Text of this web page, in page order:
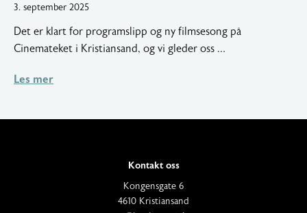
3. september 20255.
2025
Det er klart for programslipp og ny filmsesong på
Cinemateket i Kristiansand, og vi gleder oss …
Les mer
Kontakt oss
A
d
Kongensgate 6
4610 Kristiansand